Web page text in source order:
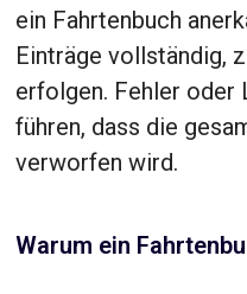
ein Fahrtenbuch
Einträge vollständig,
erfolgen. Fehler oder
führen, dass die
verworfen wird.
Warum ein